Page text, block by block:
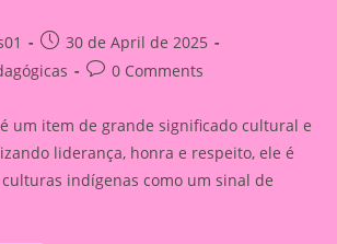
Post
published:
30 de April de 2025
Post0 Comments
um item de grande significado cultural e
liderança, honra e respeito, ele é
indígenas como um sinal de